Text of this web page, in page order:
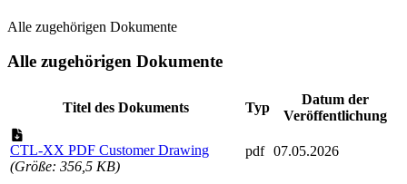
Alle zugehörigen Dokumente
Alle zugehörigen Dokumente
Titel des Dokuments Typ
Datum der
Veröffentlichung
CTL-XX PDF Customer Drawing
(Größe: 356,5 KB)
pdf 07.05.2026